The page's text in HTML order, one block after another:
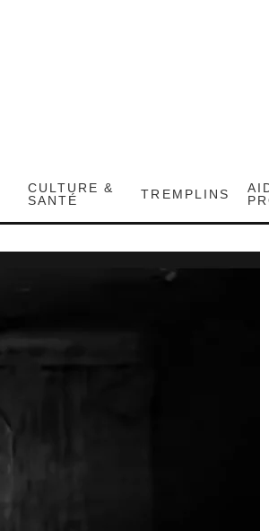
CULTURE &
SANTÉ
TREMPLINS